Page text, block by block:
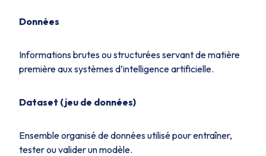
Données
Informations brutes ou structurées servant de matière
première aux systèmes d’intelligence artificielle.
Dataset (jeu de données)
Ensemble organisé de données utilisé pour entraîner,
tester ou valider un modèle.